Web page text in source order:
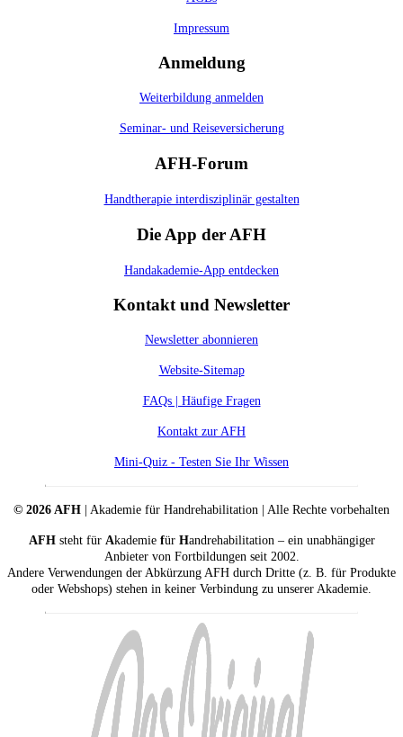
Impressum
Anmeldung
Weiterbildung anmelden
Seminar- und Reiseversicherung
AFH-Forum
Handtherapie interdisziplinär gestalten
Die App der AFH
Handakademie-App entdecken
Kontakt und Newsletter
Newsletter abonnieren
Website-Sitemap
FAQs | Häufige Fragen
Kontakt zur AFH
Mini-Quiz - Testen Sie Ihr Wissen
© 2026 AFH | Akademie für Handrehabilitation | Alle Rechte vorbehalten
AFH steht für Akademie für Handrehabilitation – ein unabhängiger
Anbieter von Fortbildungen seit 2002.
Andere Verwendungen der Abkürzung AFH durch Dritte (z. B. für Produkte
oder Webshops) stehen in keiner Verbindung zu unserer Akademie.